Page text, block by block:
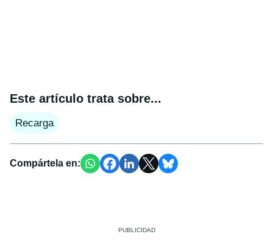
Este artículo trata sobre...
Recarga
Compártela en: